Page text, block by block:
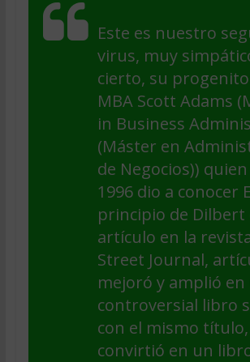
Este es nuestro
virus, muy
cierto, su
MBA Scott Adams
in Business
(Máster en
de Negocios))
1996 dio a conocer
principio de
artículo en la
Street Journal,
mejoró y amplió en
controversial libro
con el mismo
convirtió en un